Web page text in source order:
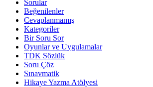
Sorular
Beğenilenler
Cevaplanmamış
Kategoriler
Bir Soru Sor
Oyunlar ve Uygulamalar
TDK Sözlük
Soru Çöz
Sınavmatik
Hikaye Yazma Atölyesi